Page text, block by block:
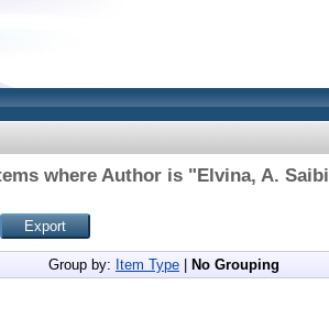
where Author is "Elvina, A. Saibi
Group by: Item Type No Grouping